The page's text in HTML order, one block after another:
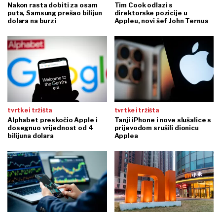
Nakon rasta dobiti za osam
puta, Samsung prešao bilijun
dolara na burzi
Tim Cook odlazi s
direktorske pozicije u
Appleu, novi šef John Ternus
tvrtke i tržišta
Alphabet preskočio Apple i
dosegnuo vrijednost od 4
bilijuna dolara
tvrtke i tržišta
Tanji iPhone i nove slušalice s
prijevodom srušili dionicu
Applea